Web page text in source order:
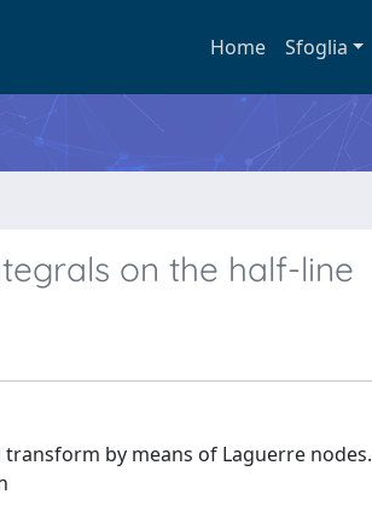
Home Sfoglia
on the half-line
by means of Laguerre nodes.